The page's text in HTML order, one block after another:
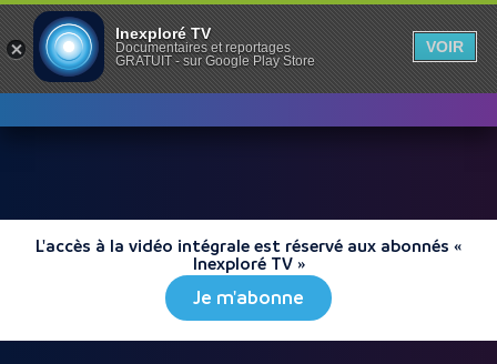
L'accès à la vidéo intégrale est réservé aux abonnés «
Inexploré TV »
Je m'abonne
Inexploré TV
Documentaires et reportages
GRATUIT - sur Google Play Store
VOIR